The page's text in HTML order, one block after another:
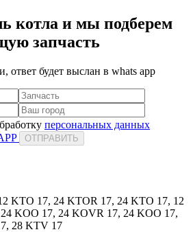
котла и мы подберем
запчасть
ответ будет выслан в whats app
персональных данных
ОТПРАВИТЬ
KTO 17, 24 KTOR 17, 24 KTO 17, 12
KOO 17, 24 KOVR 17, 24 KOO 17,
28 KTV 17